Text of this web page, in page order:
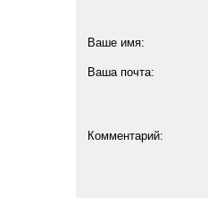
Ваше имя:
Ваша почта:
Комментарий: